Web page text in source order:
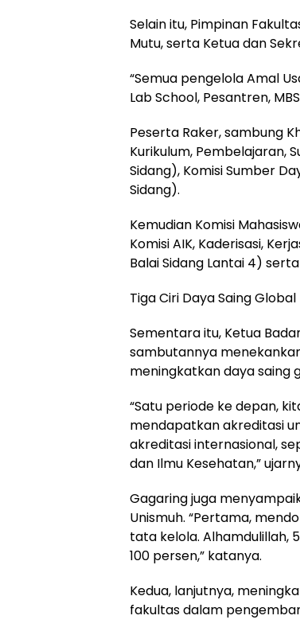
Selain itu, Pimpinan
Mutu, serta Ketua dan
“Semua pengelola Amal
Lab School, Pesantren,
Peserta Raker, sambung
Kurikulum, Pembelajaran,
Sidang), Komisi Sumber
Sidang).
Kemudian Komisi
Komisi AIK, Kaderisasi,
Balai Sidang Lantai 4)
Tiga Ciri Daya Saing Global
Sementara itu, Ketua
sambutannya
meningkatkan daya saing
“Satu periode ke depan,
mendapatkan akreditasi
akreditasi internasional,
dan Ilmu Kesehatan,”
Gagaring juga
Unismuh. “Pertama,
tata kelola. Alhamdulillah,
100 persen,” katanya.
Kedua, lanjutnya,
fakultas dalam